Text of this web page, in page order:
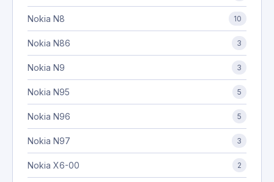
Nokia N8 10
Nokia N86 3
Nokia N9 3
Nokia N95 5
Nokia N96 5
Nokia N97 3
Nokia X6-00 2